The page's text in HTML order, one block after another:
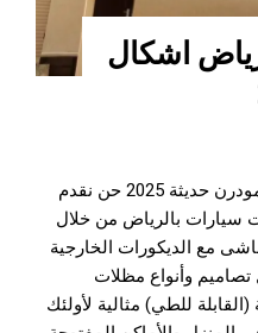
اشكال
مظلات سيارات بالرياض اشكال مودرن حديثة 2025 حن نقدم
سيارات بالرياض من خلال
مع الديكورات الخارجية
وأنواع مظلات
للطي) مثالية لأولئك